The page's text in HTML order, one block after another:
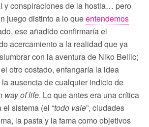
y conspiraciones de la hostia… pero
juego distinto a lo queentendemos
ese añadido confirmaría el
acercamiento a la realidad que ya
con la aventura de Niko Bellic;
otro costado, enfangaría la idea
ausencia de cualquier indicio de
way of life. Lo que antes era una crítica
sistema (el “todo vale”, ciudades
la pasta y la fama como objetivos